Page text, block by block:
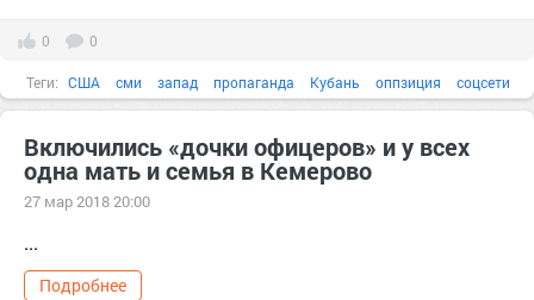
0 0
Теги: США сми запад пропаганда Кубань оппзиция соцсети
Включились «дочки офицеров» и у всех
одна мать и семья в Кемерово
27 мар 2018 20:00
...
Подробнее